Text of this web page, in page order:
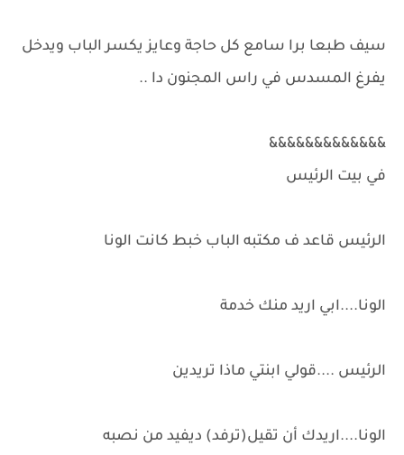
سيف طبعا برا سامع كل حاجة وعايز يكسر الباب ويدخل
يفرغ المسدس في راس المجنون دا ..
&&&&&&&&&&&&&
في بيت الرئيس
الرئيس قاعد ف مكتبه الباب خبط كانت الونا
الونا....ابي اريد منك خدمة
الرئيس ....قولي ابنتي ماذا تريدين
الونا....اريدك أن تقيل(ترفد) ديفيد من نصبه